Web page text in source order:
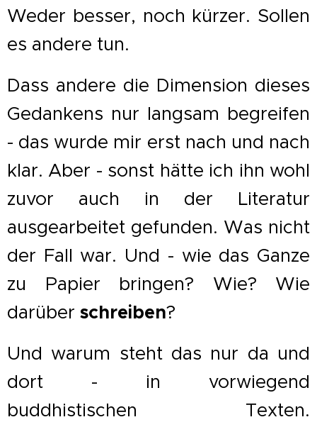
Weder besser, noch kürzer. Sollen
es andere tun.
Dass andere die Dimension dieses
Gedankens nur langsam begreifen
- das wurde mir erst nach und nach
klar. Aber - sonst hätte ich ihn wohl
zuvor auch in der Literatur
ausgearbeitet gefunden. Was nicht
der Fall war. Und - wie das Ganze
zu Papier bringen? Wie? Wie
darüber schreiben?
Und warum steht das nur da und
dort - in vorwiegend
buddhistischen Texten.